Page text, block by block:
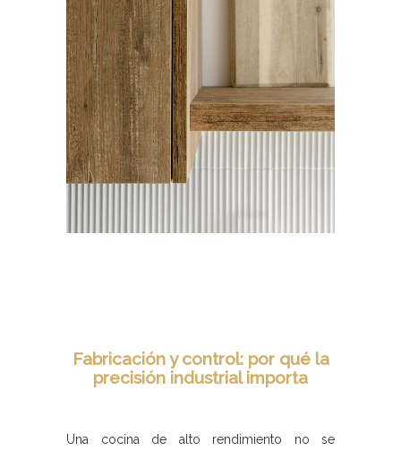
Fabricación y control: por qué la
precisión industrial importa
Una cocina de alto rendimiento no se